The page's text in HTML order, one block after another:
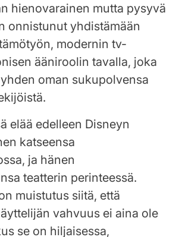
hienovarainen mutta pysyvä
onnistunut yhdistämään
modernin tv-
ääniroolin tavalla, joka
oman sukupolvensa
elää edelleen Disneyn
katseensa
ja hänen
teatterin perinteessä.
muistutus siitä, että
vahvuus ei aina ole
se on hiljaisessa,